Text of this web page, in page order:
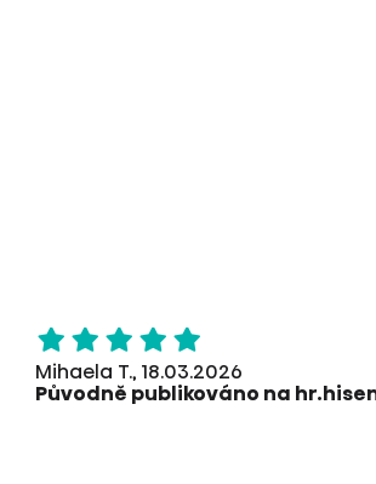
Mihaela T., 18.03.2026
Původně publikováno na